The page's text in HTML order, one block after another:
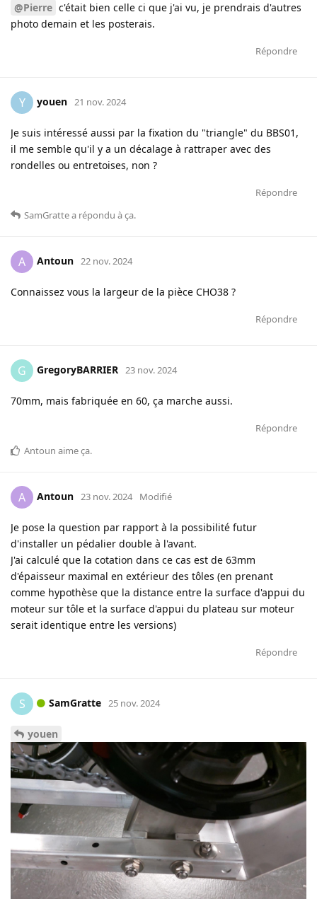
@Pierre c'était bien celle ci que j'ai vu, je prendrais d'autres
photo demain et les posterais.
Répondre
Y youen 21 nov. 2024
Je suis intéressé aussi par la fixation du "triangle" du BBS01,
il me semble qu'il y a un décalage à rattraper avec des
rondelles ou entretoises, non ?
Répondre
SamGrattea répondu à ça.
A Antoun 22 nov. 2024
Connaissez vous la largeur de la pièce CHO38 ?
Répondre
G GregoryBARRIER 23 nov. 2024
70mm, mais fabriquée en 60, ça marche aussi.
Répondre
Antoun aime ça.
A Antoun 23 nov. 2024 Modifié
Je pose la question par rapport à la possibilité futur
d'installer un pédalier double à l'avant.
J'ai calculé que la cotation dans ce cas est de 63mm
d'épaisseur maximal en extérieur des tôles (en prenant
comme hypothèse que la distance entre la surface d'appui du
moteur sur tôle et la surface d'appui du plateau sur moteur
serait identique entre les versions)
Répondre
S SamGratte 25 nov. 2024
youen